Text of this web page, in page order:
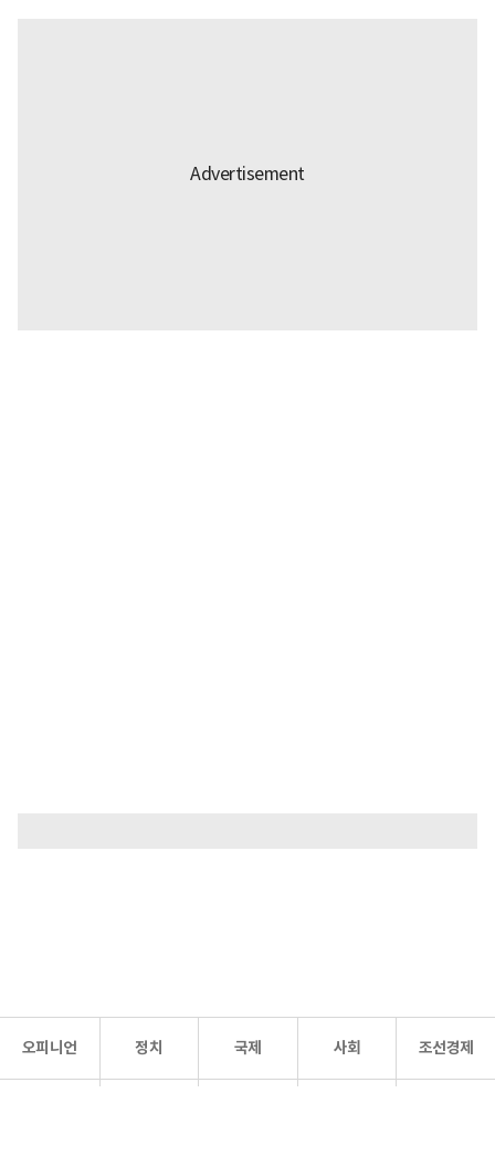
오피니언 정치 국제 사회 조선경제